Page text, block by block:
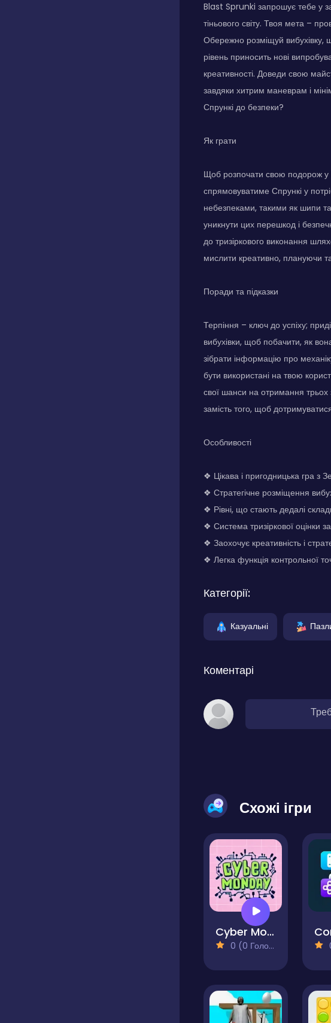
Blast Sprunki запрошує тебе у
тіньового світу. Твоя мета –
Обережно розміщуй
рівень приносить нові
креативності. Доведи свою
завдяки хитрим маневрам і
Спрункі до безпеки?
Як грати
Щоб розпочати свою подорож у
спрямовуватиме Спрункі у
небезпеками, такими як шипи
уникнути цих перешкод і
до тризіркового виконання
мислити креативно, плануючи
Поради та підказки
Терпіння – ключ до успіху;
вибухівки, щоб побачити, як
зібрати інформацію про
бути використані на твою
свої шанси на отримання трьох
замість того, щоб
Особливості
❖ Цікава і пригодницька гра з
❖ Стратегічне розміщення
❖ Рівні, що стають дедалі
❖ Система тризіркової оцінки
❖ Заохочує креативність і
❖ Легка функція контрольної
Категорії:
Казуальні
Коментарі
Схожі ігри
Cyber Monday
0 (0 Голосів)